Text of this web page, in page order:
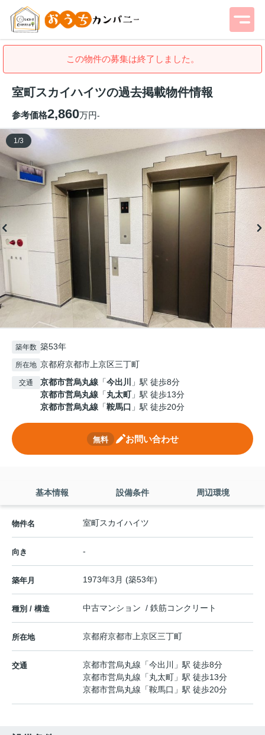
この物件の募集は終了しました。
室町スカイハイツの過去掲載物件情報
参考価格2,860万円-
1 /3
築年数 築53年
所在地 京都府京都市上京区三丁町
交通 京都市営烏丸線 「今出川
」駅 徒歩8分
京都市営烏丸線 「丸太町」駅 徒歩13分
京都市営烏丸線 「鞍馬口 」駅 徒歩20分
無料 お問い合わせ
基本情報 設備条件 周辺環境
物件名 室町スカイハイツ
向き -
築年月 1973年3月 (築53年)
種別 / 構造 中古マンション / 鉄筋コンクリート
所在地 京都府京都市上京区三丁町
交通 京都市営烏丸線 「今出川
」駅 徒歩8分
京都市営烏丸線 「丸太町 」駅 徒歩13分
京都市営烏丸線 「鞍馬口 」駅 徒歩20分